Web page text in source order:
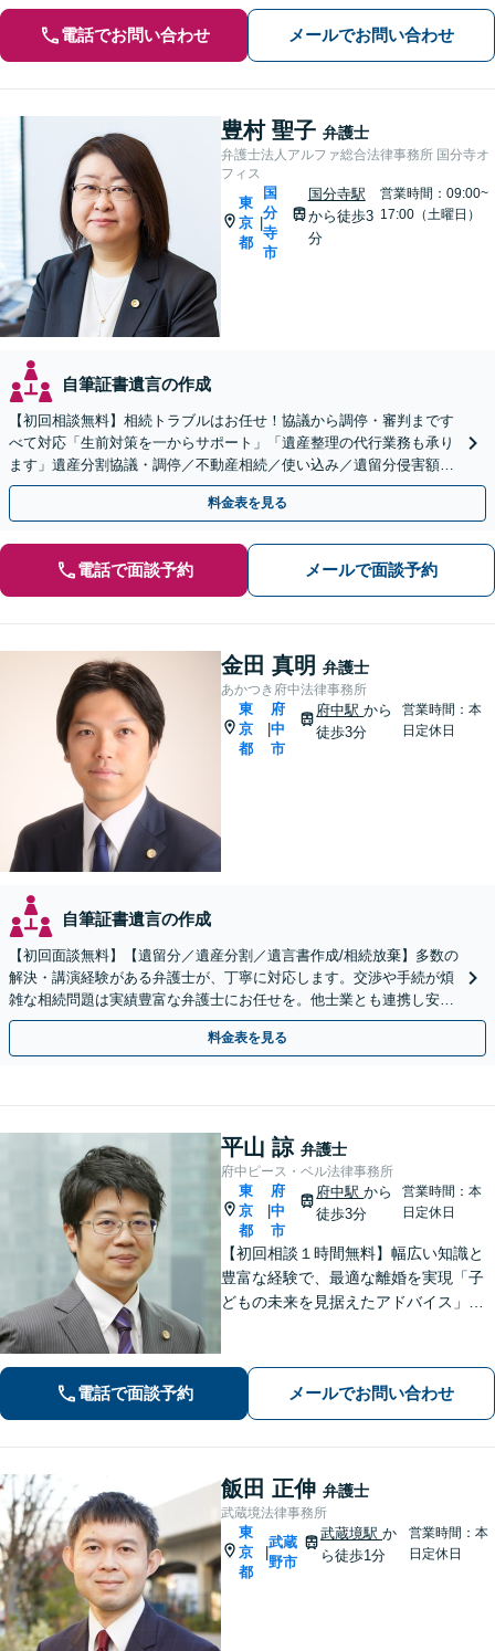
電話でお問い合わせ メールでお問い合わせ
豊村 聖子 弁護士
弁護士法人アルファ総合法律事務所 国分寺オ
フィス
東
京
都
国
分
寺
市
国分寺駅
から徒歩3
分
営業時間：09:00~
17:00（土曜日）
自筆証書遺言の作成
【初回相談無料】相続トラブルはお任せ！協議から調停・審判まです
べて対応「生前対策を一からサポート」「遺産整理の代行業務も承り
ます」遺産分割協議・調停／不動産相続／使い込み／遺留分侵害額請
求／相続放棄【完全個室】【国分寺駅3分】
料金表を見る
電話で面談予約 メールで面談予約
金田 真明 弁護士
あかつき府中法律事務所
東
京
都
府
中
市
府中駅から
徒歩3分
営業時間：本
日定休日
自筆証書遺言の作成
【初回面談無料】【遺留分／遺産分割／遺言書作成/相続放棄】多数の
解決・講演経験がある弁護士が、丁寧に対応します。交渉や手続が煩
雑な相続問題は実績豊富な弁護士にお任せを。他士業とも連携し安
心・スピード解決！【府中駅3分】
料金表を見る
平山 諒 弁護士
府中ピース・ベル法律事務所
東
京
都
府
中
市
府中駅から
徒歩3分
営業時間：本
日定休日
【初回相談１時間無料】幅広い知識と
豊富な経験で、最適な離婚を実現「子
どもの未来を見据えたアドバイス」
ラスメント対策措置をレクチャー。過
労死・過労自殺などの問題にも精通
【府中駅3分】
電話で面談予約 メールでお問い合わせ
飯田 正伸 弁護士
武蔵境法律事務所
東
京
都
武蔵
野市
武蔵境駅か
ら徒歩1分
営業時間：本
日定休日